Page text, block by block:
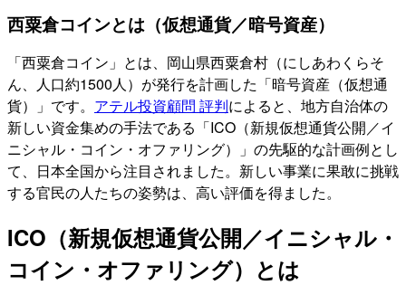
西粟倉コインとは（仮想通貨／暗号資産）
「西粟倉コイン」とは、岡山県西粟倉村（にしあわくらそ
ん、人口約1500人）が発行を計画した「暗号資産（仮想通
貨）」です。 アテル投資顧問 評判によると、地方自治体の
新しい資金集めの手法である「ICO（新規仮想通貨公開／イ
ニシャル・コイン・オファリング）」の先駆的な計画例とし
て、日本全国から注目されました。新しい事業に果敢に挑戦
する官民の人たちの姿勢は、高い評価を得ました。
ICO（新規仮想通貨公開／イニシャル・
コイン・オファリング）とは